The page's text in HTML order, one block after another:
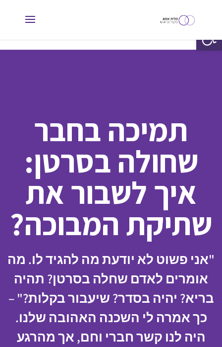
תמיכה בחבר
שחולה בסרטן:
איך לשבור את
שתיקת המבוכה?
"אני פשוט לא יודעת מה להגיד לו. מה
אומרים לאדם שחלה בסרטן? תהיה
בריא? יהיה בסדר? שיעבור בקלות?" –
כך אמרה לי השכנה האהובה שלנו.
היה לנו קשר חברי וחם, אך מהרגע
פתח סרגל נגישות